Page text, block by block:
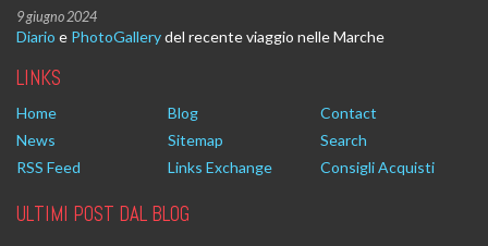
9 giugno 2024
Diario e PhotoGallerydel recente viaggio nelle Marche
LINKS
Home Blog
Contact
News
Sitemap
Search
RSS Feed
Links Exchange Consigli Acquisti
ULTIMI POST DAL BLOG